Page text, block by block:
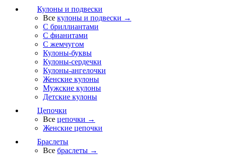
Кулоны и подвески
Все кулоны и подвески →
С бриллиантами
С фианитами
С жемчугом
Кулоны-буквы
Кулоны-сердечки
Кулоны-ангелочки
Женские кулоны
Мужские кулоны
Детские кулоны
Цепочки
Все цепочки →
Женские цепочки
Браслеты
Все браслеты →